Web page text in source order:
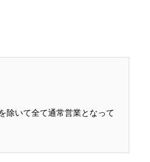
いて全て通常営業となって